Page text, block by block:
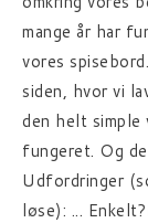
mange år har
vores
siden, hvor vi
den helt simple
fungeret. Og
Udfordringer
løse): ...